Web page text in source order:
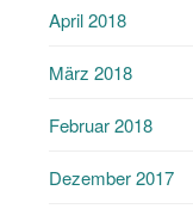
April 2018
März 2018
Februar 2018
Dezember 2017